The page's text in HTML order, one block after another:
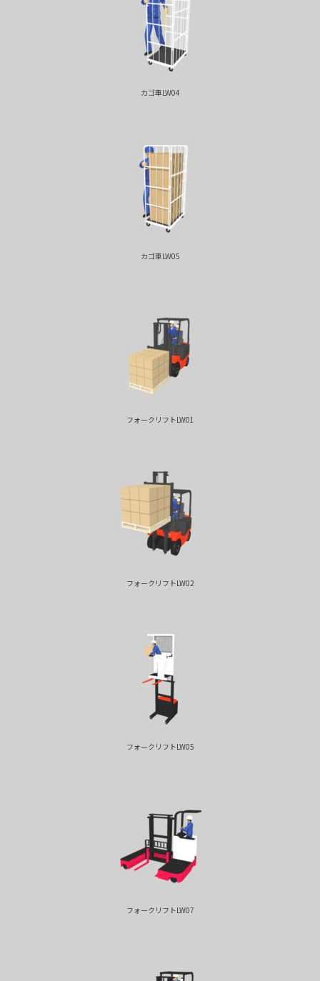
カゴ車LW04
カゴ車LW05
フォークリフトLW01
フォークリフトLW02
フォークリフトLW05
フォークリフトLW07